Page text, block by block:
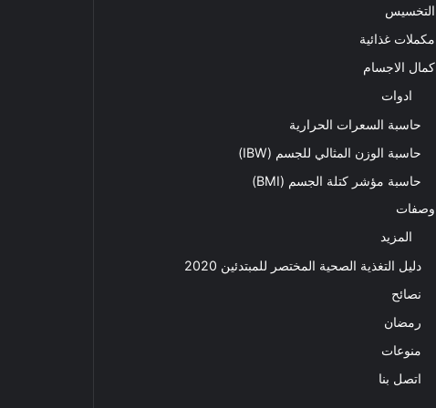
التخسيس
مكملات غذائية
كمال الاجسام
ادوات
حاسبة السعرات الحرارية
حاسبة الوزن المثالي للجسم (IBW)
حاسبة مؤشر كتلة الجسم (BMI)
وصفات
المزيد
دليل التغذية الصحية المختصر للمبتدئين 2020​
نصائح
رمضان
منوعات
اتصل بنا